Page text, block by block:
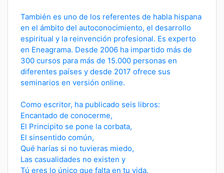
También es uno de los referentes de habla hispana
en el ámbito del autoconocimiento, el desarrollo
espiritual y la reinvención profesional. Es experto
en Eneagrama. Desde 2006 ha impartido más de
300 cursos para más de 15.000 personas en
diferentes países y desde 2017 ofrece sus
seminarios en versión online.
Como escritor, ha publicado seis libros:
Encantado de conocerme,
El Principito se pone la corbata,
El sinsentido común,
Qué harías si no tuvieras miedo,
Las casualidades no existen y
Tú eres lo único que falta en tu vida.